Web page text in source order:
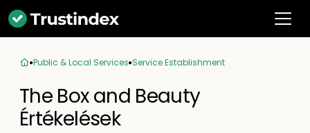
Public & Local Services Service Establishment
The Box and Beauty
Értékelések